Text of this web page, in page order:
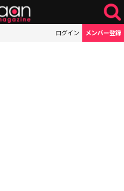
ログイン メンバー登録